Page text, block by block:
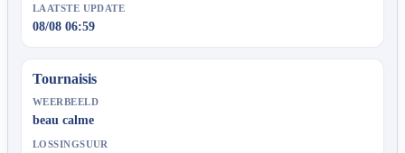
LAATSTE UPDATE
08/08 06:59
Tournaisis
WEERBEELD
beau calme
LOSSINGSUUR